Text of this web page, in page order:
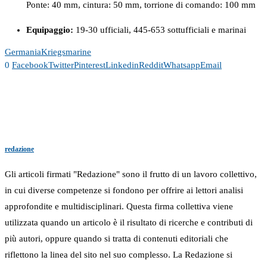
Ponte: 40 mm, cintura: 50 mm, torrione di comando: 100 mm
Equipaggio: 19-30 ufficiali, 445-653 sottufficiali e marinai
GermaniaKriegsmarine
0 FacebookTwitterPinterestLinkedinRedditWhatsappEmail
redazione
Gli articoli firmati "Redazione" sono il frutto di un lavoro collettivo,
in cui diverse competenze si fondono per offrire ai lettori analisi
approfondite e multidisciplinari. Questa firma collettiva viene
utilizzata quando un articolo è il risultato di ricerche e contributi di
più autori, oppure quando si tratta di contenuti editoriali che
riflettono la linea del sito nel suo complesso. La Redazione si